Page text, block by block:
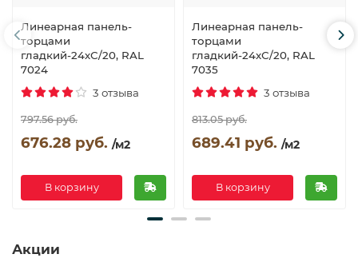
Линеарная панель-
торцами
гладкий-24хС/20, RAL
7024
3 отзыва
797.56 руб.
676.28 руб. /м2
В корзину
Линеарная панель-
торцами
гладкий-24хС/20, RAL
7035
3 отзыва
813.05 руб.
689.41 руб. /м2
В корзину
Акции